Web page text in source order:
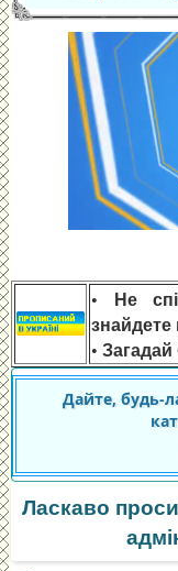
• Не
знайдете
•
Дайте, будь-
Ласкаво